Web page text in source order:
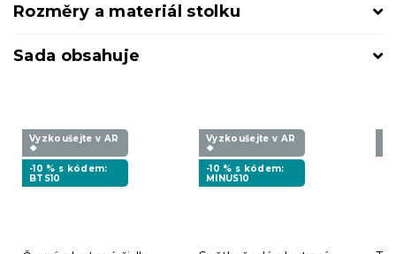
Rozměry a materiál stolku
Sada obsahuje
Vyzkoušejte v AR
❖
-10 % s kódem:
BTS10
Vyzkoušejte v AR
❖
-10 % s kódem:
MINUS10